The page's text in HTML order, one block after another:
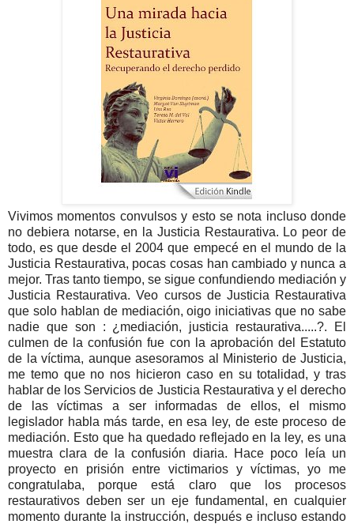
Vivimos momentos convulsos y esto se nota incluso donde
no debiera notarse, en la Justicia Restaurativa. Lo peor de
todo, es que desde el 2004 que empecé en el mundo de la
Justicia Restaurativa, pocas cosas han cambiado y nunca a
mejor. Tras tanto tiempo, se sigue confundiendo mediación y
Justicia Restaurativa. Veo cursos de Justicia Restaurativa
que solo hablan de mediación, oigo iniciativas que no sabe
nadie que son : ¿mediación, justicia restaurativa.....?. El
culmen de la confusión fue con la aprobación del Estatuto
de la víctima, aunque asesoramos al Ministerio de Justicia,
me temo que no nos hicieron caso en su totalidad, y tras
hablar de los Servicios de Justicia Restaurativa y el derecho
de las víctimas a ser informadas de ellos, el mismo
legislador habla más tarde, en esa ley, de este proceso de
mediación. Esto que ha quedado reflejado en la ley, es una
muestra clara de la confusión diaria. Hace poco leía un
proyecto en prisión entre victimarios y víctimas, yo me
congratulaba, porque está claro que los procesos
restaurativos deben ser un eje fundamental, en cualquier
momento durante la instrucción, después e incluso estando